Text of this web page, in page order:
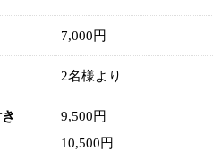
7,000円
2名様より
9,500円
10,500円